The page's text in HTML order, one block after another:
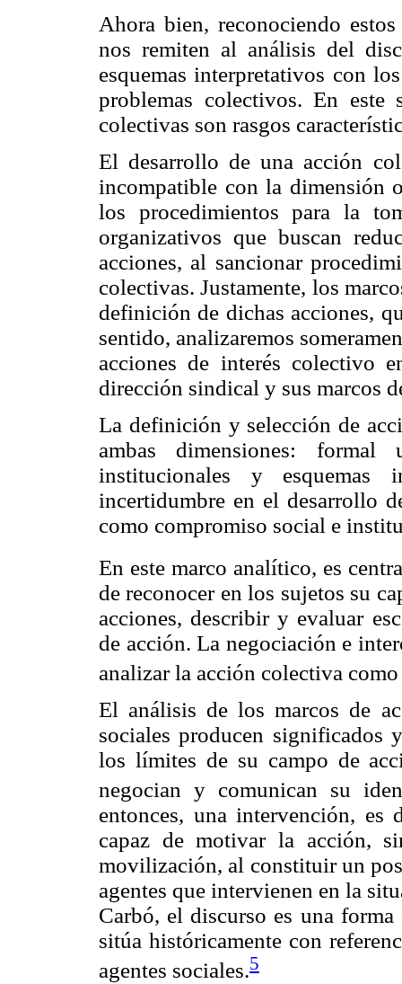
Ahora bien, reconociendo
nos remiten al análisis del
esquemas interpretativos con
problemas colectivos. En este
colectivas son rasgos
El desarrollo de una acción
incompatible con la dimensión
los procedimientos para la
organizativos que buscan
acciones, al sancionar
colectivas. Justamente, los
definición de dichas acciones,
sentido, analizaremos
acciones de interés colectivo
dirección sindical y sus marcos
La definición y selección de
ambas dimensiones:
institucionales y esquemas
incertidumbre en el desarrollo
como compromiso social e
En este marco analítico, es
de reconocer en los sujetos su
acciones, describir y evaluar
de acción. La negociación e
analizar la acción colectiva
El análisis de los marcos de
sociales producen significados
los límites de su campo de
negocian y comunican su
entonces, una intervención,
capaz de motivar la acción,
movilización, al constituir un
agentes que intervienen en la
Carbó, el discurso es una
sitúa históricamente con
agentes sociales.5